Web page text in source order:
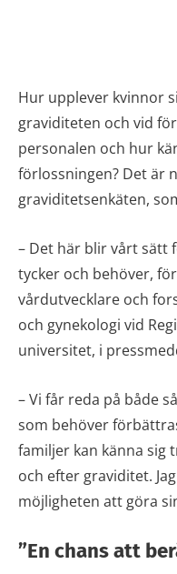
Hur upplever kvinnor
graviditeten och vid
personalen och hur
förlossningen? Det är
graviditetsenkäten,
– Det här blir vårt sätt
tycker och behöver,
vårdutvecklare och
och gynekologi vid
universitet, i
– Vi får reda på både
som behöver
familjer kan känna sig
och efter graviditet.
möjligheten att göra
”En chans att